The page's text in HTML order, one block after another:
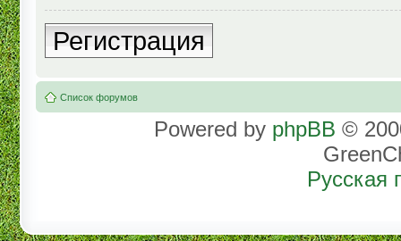
Регистрация
Список форумов
Powered by phpBB ©
Русская